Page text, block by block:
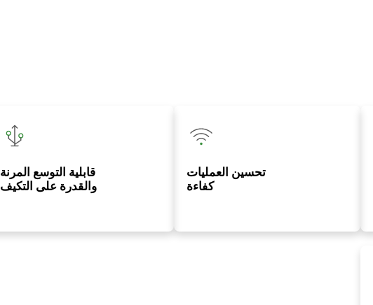
تحسين العمليات
كفاءة
قابلية التوسع المرنة
والقدرة على التكيف